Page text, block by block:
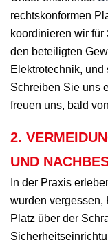
rechtskonformen
koordinieren wir
den beteiligten
Elektrotechnik, und
Schreiben Sie uns
freuen uns, bald
2.
UND
In der Praxis
wurden vergessen,
Platz über der